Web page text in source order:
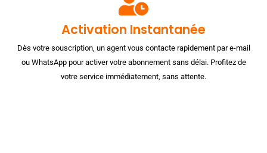
Activation Instantanée
Dès votre souscription, un agent vous contacte rapidement par e-mail
ou WhatsApp pour activer votre abonnement sans délai. Profitez de
votre service immédiatement, sans attente.